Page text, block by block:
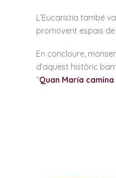
L’Eucaristia també
promovent espais
En concloure,
d’aquest històric
“Quan María